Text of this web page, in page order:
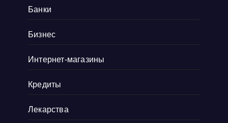
коллекционеры. Там навигация удобная, а
прям окунаешься
Банки
Бизнес
Интернет-магазины
Кредиты
Лекарства